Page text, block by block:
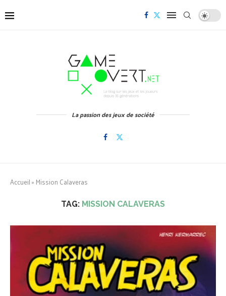
La passion des jeux de société
Accueil» Mission Calaveras
TAG: MISSION CALAVERAS